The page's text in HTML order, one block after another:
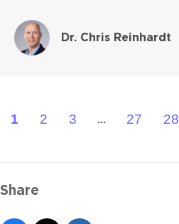
Dr. Chris Reinhardt
1 2 3 ... 27 28
Share